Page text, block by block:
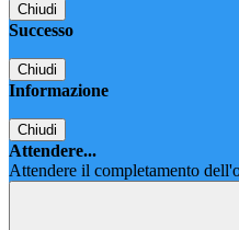
Chiudi
Successo
Chiudi
Informazione
Chiudi
Attendere...
Attendere il completamento